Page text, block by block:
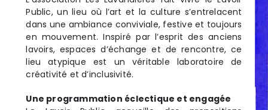
Public, un lieu où l’art et la culture s’entrelacent
dans une ambiance conviviale, festive et toujours
en mouvement. Inspiré par l’esprit des anciens
lavoirs, espaces d’échange et de rencontre, ce
lieu atypique est un véritable laboratoire de
créativité et d’inclusivité.
Une programmation éclectique et engagée